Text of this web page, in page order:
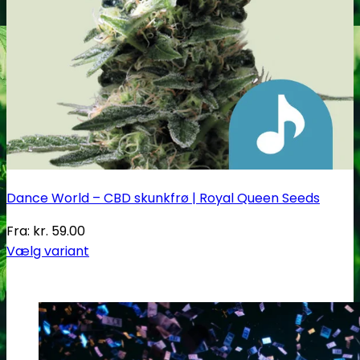
Dance World – CBD skunkfrø | Royal Queen Seeds
Fra: kr. 59.00
Vælg variant
Dette
vare
flere
varianter.